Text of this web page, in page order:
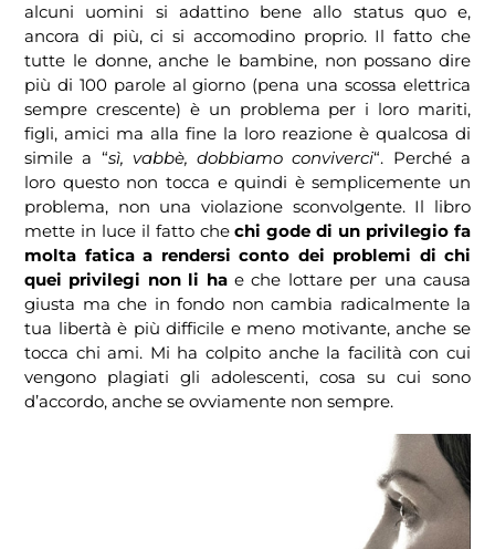
alcuni uomini si adattino bene allo status quo e,
ancora di più, ci si accomodino proprio. Il fatto che
tutte le donne, anche le bambine, non possano dire
più di 100 parole al giorno (pena una scossa elettrica
sempre crescente) è un problema per i loro mariti,
figli, amici ma alla fine la loro reazione è qualcosa di
simile a “sì, vabbè, dobbiamo conviverci“. Perché a
loro questo non tocca e quindi è semplicemente un
problema, non una violazione sconvolgente. Il libro
mette in luce il fatto chechi gode di un privilegio fa
molta fatica a rendersi conto dei problemi di chi
quei privilegi non li hae che lottare per una causa
giusta ma che in fondo non cambia radicalmente la
tua libertà è più difficile e meno motivante, anche se
tocca chi ami. Mi ha colpito anche la facilità con cui
vengono plagiati gli adolescenti, cosa su cui sono
d’accordo, anche se ovviamente non sempre.